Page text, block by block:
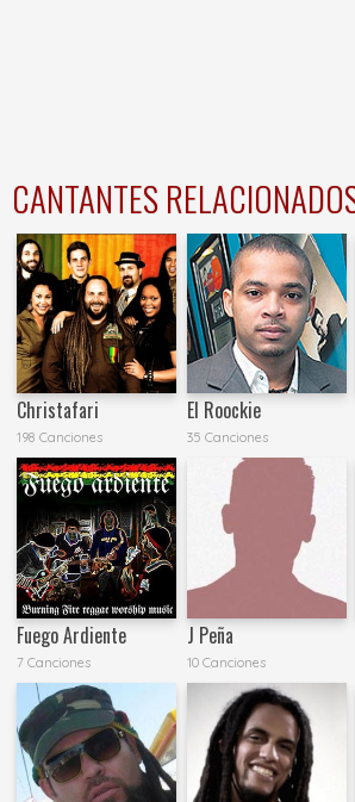
CANTANTES
Christafari
198 Canciones
El Roockie
35 Canciones
Fuego Ardiente
7 Canciones
J Peña
10 Canciones